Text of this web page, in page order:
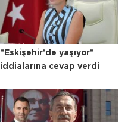
"Eskişehir'de yaşıyor"
iddialarına cevap verdi